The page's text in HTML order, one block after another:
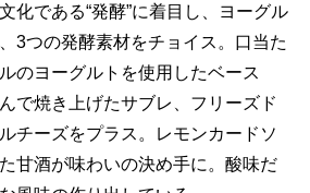
化である“発酵”に着目し、ヨーグル
3つの発酵素材をチョイス。口当た
のヨーグルトを使用したベース
で焼き上げたサブレ、フリーズド
チーズをプラス。レモンカードソ
甘酒が味わいの決め手に。酸味だ